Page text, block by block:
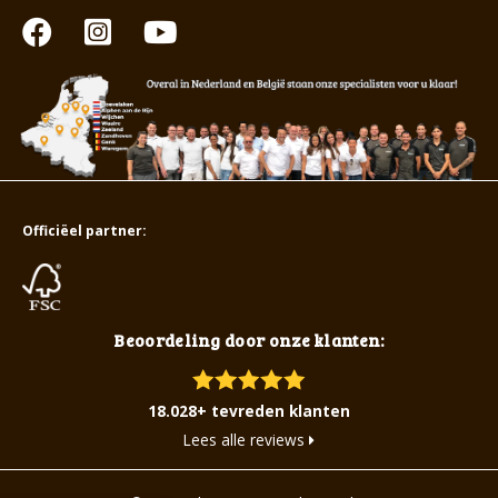
Beoordeling door onze klanten:
18.028+ tevreden klanten
Lees alle reviews
Officiëel partner: